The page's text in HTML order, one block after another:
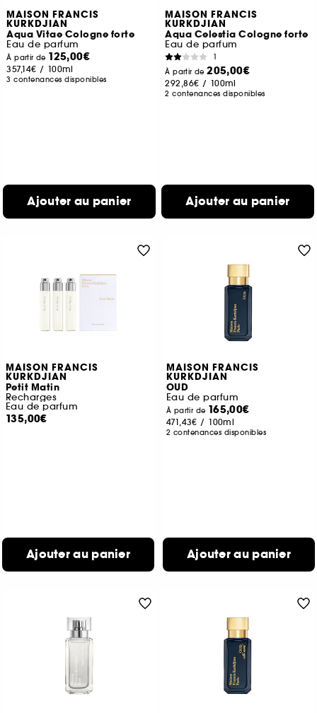
MAISON FRANCIS
KURKDJIAN
Aqua Vitae Cologne forte
Eau de parfum
À partir de 125,00€
357,14€ / 100ml
3 contenances disponibles
Ajouter au panier
MAISON FRANCIS
KURKDJIAN
Aqua Celestia Cologne forte
Eau de parfum
1
À partir de205,00€
292,86€ / 100ml
2 contenances disponibles
Ajouter au panier
MAISON FRANCIS
KURKDJIAN
Petit Matin
Recharges
Eau de parfum
135,00€
Ajouter au panier
MAISON FRANCIS
KURKDJIAN
OUD
Eau de parfum
À partir de 165,00€
471,43€ / 100ml
2 contenances disponibles
Ajouter au panier